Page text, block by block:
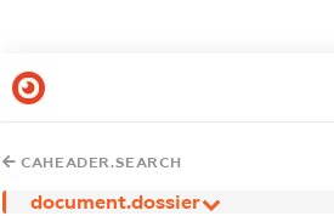
CAHEADER.SEARCH
document.dossier